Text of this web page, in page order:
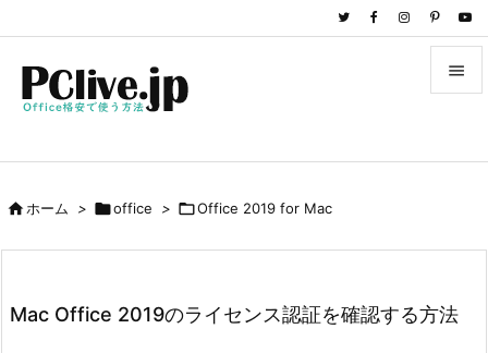

前へ
次へ
ホーム > office > Office 2019 for Mac
Mac Office 2019のライセンス認証を確認する方法